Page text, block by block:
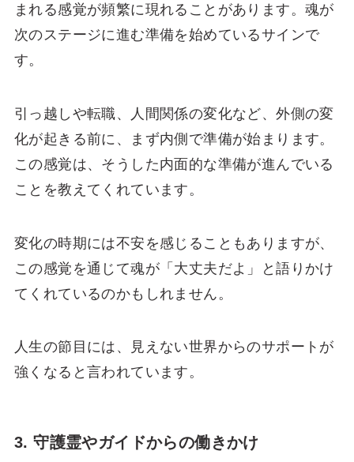
まれる感覚が頻繁に現れることがあります。魂が
次のステージに進む準備を始めているサインで
す。
引っ越しや転職、人間関係の変化など、外側の変
化が起きる前に、まず内側で準備が始まります。
この感覚は、そうした内面的な準備が進んでいる
ことを教えてくれています。
変化の時期には不安を感じることもありますが、
この感覚を通じて魂が「大丈夫だよ」と語りかけ
てくれているのかもしれません。
人生の節目には、見えない世界からのサポートが
強くなると言われています。
3. 守護霊やガイドからの働きかけ